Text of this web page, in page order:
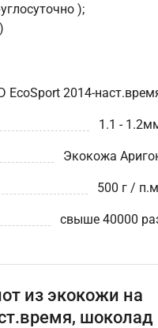
);
EcoSport 2014-
1.1 -
Экокожа
500 г /
свыше 40000
из экокожи на
шоколад